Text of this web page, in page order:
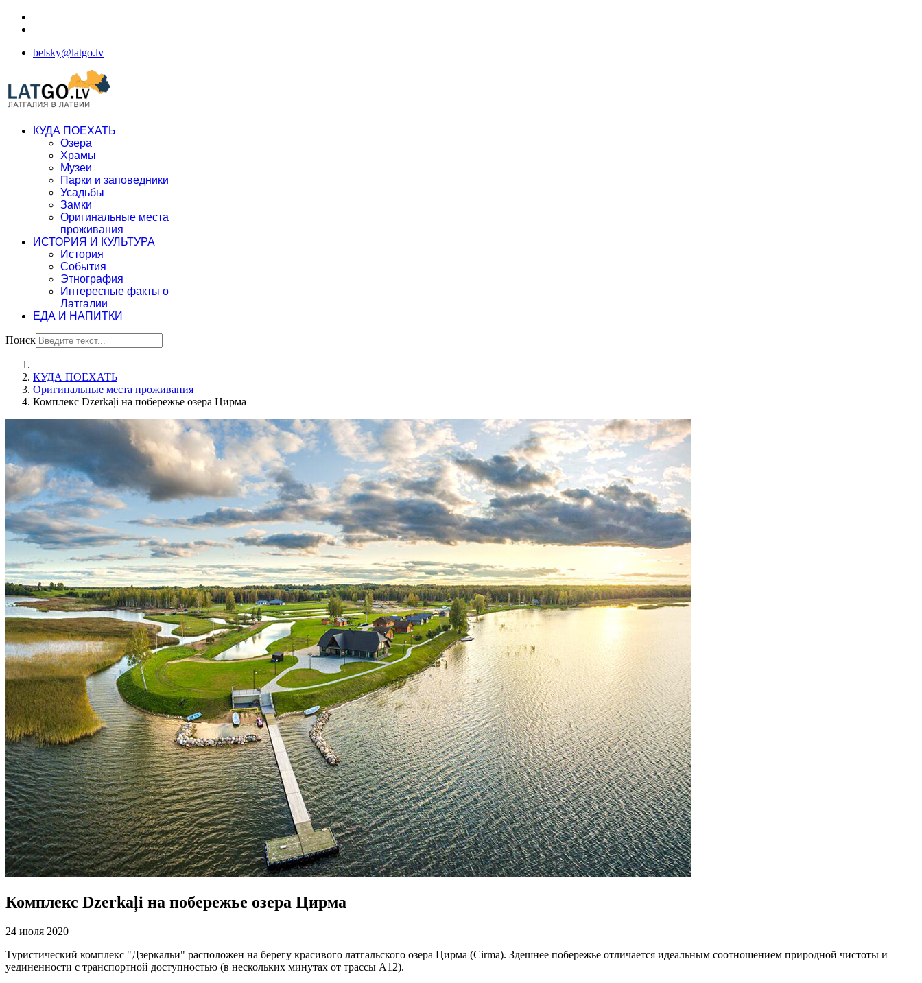
belsky@latgo.lv
КУДА ПОЕХАТЬ
Озера
Храмы
Музеи
Парки и заповедники
Усадьбы
Замки
Оригинальные места
проживания
ИСТОРИЯ И КУЛЬТУРА
История
События
Этнография
Интересные факты о
Латгалии
ЕДА И НАПИТКИ
Поиск
КУДА ПОЕХАТЬ
Оригинальные места проживания
Комплекс Dzerkaļi на побережье озера Цирма
Комплекс Dzerkaļi на побережье озера Цирма
24 июля 2020
Туристический комплекс "Дзеркальи" расположен на берегу красивого латгальского озера Цирма (Cirma). Здешнее побережье отличается идеальным соотношением природной чистоты и
уединенности с транспортной доступностью (в нескольких минутах от трассы A12).